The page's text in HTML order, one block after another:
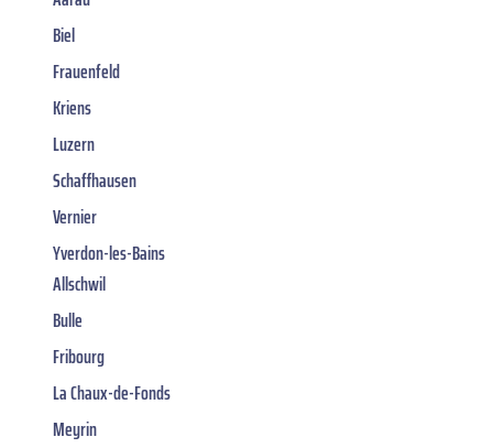
Biel
Frauenfeld
Kriens
Luzern
Schaffhausen
Vernier
Yverdon-les-Bains
Allschwil
Bulle
Fribourg
La Chaux-de-Fonds
Meyrin